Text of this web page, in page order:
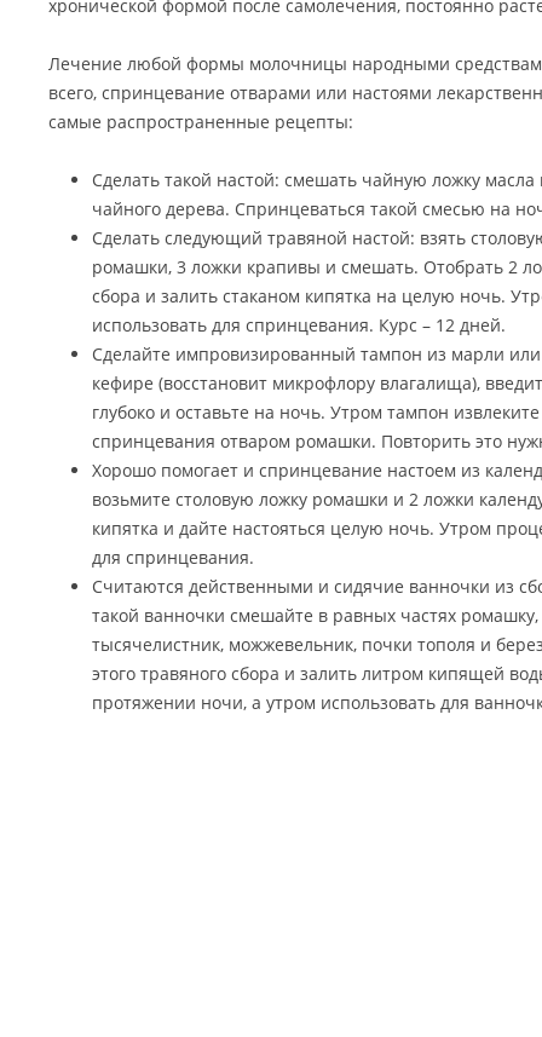
хронической формой после самолечения, постоянно
Лечение любой формы молочницы народными
всего, спринцевание отварами или настоями
самые распространенные рецепты:
Сделать такой настой: смешать чайную ложку масла
чайного дерева. Спринцеваться такой смесью на
Сделать следующий травяной настой: взять
ромашки, 3 ложки крапивы и смешать. Отобрать 2
сбора и залить стаканом кипятка на целую ночь.
использовать для спринцевания. Курс – 12 дней.
Сделайте импровизированный тампон из марли
кефире (восстановит микрофлору влагалища),
глубоко и оставьте на ночь. Утром тампон
спринцевания отваром ромашки. Повторить это
Хорошо помогает и спринцевание настоем из
возьмите столовую ложку ромашки и 2 ложки
кипятка и дайте настояться целую ночь. Утром
для спринцевания.
Считаются действенными и сидячие ванночки из
такой ванночки смешайте в равных частях
тысячелистник, можжевельник, почки тополя и
этого травяного сбора и залить литром кипящей
протяжении ночи, а утром использовать для